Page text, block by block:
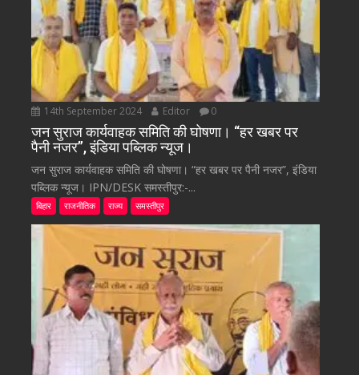
14th September 2024 Editor 0
जन सुराज कार्यवाहक समिति की घोषणा। “हर खबर पर
पैनी नजर”, इंडिया पब्लिक न्यूज।
जन सुराज कार्यवाहक समिति की घोषणा। “हर खबर पर पैनी नजर”, इंडिया
पब्लिक न्यूज। IPN/DESK समस्तीपुर:-...
बिहार राजनीतिक राज्य समस्तीपुर